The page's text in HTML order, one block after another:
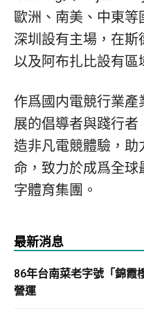
歐洲、南美、中東等
深圳設有主場，在斯
以及阿布扎比設有區
作爲國内電競行業產
展的倡導者與踐行者
造非凡電競體驗，助
命，致力於成爲全
字體育集團。
最新消息
86年台南菜老字號「錦
營運